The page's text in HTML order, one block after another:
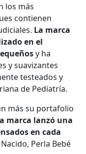
los más
contienen
La marca
en el
y ha
y suavizantes
testeados y
de Pediatría.
más su portafolio
marca lanzó una
en cada
Perla Bebé